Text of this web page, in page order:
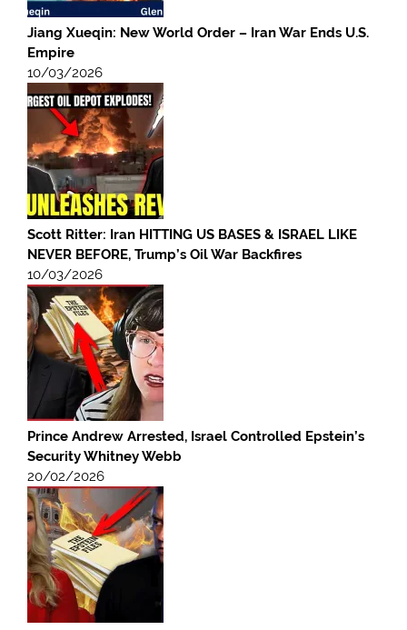
Jiang Xueqin: New World Order – Iran War Ends U.S.
Empire
10/03/2026
Scott Ritter: Iran HITTING US BASES & ISRAEL LIKE
NEVER BEFORE, Trump’s Oil War Backfires
10/03/2026
Prince Andrew Arrested, Israel Controlled Epstein’s
Security Whitney Webb
20/02/2026